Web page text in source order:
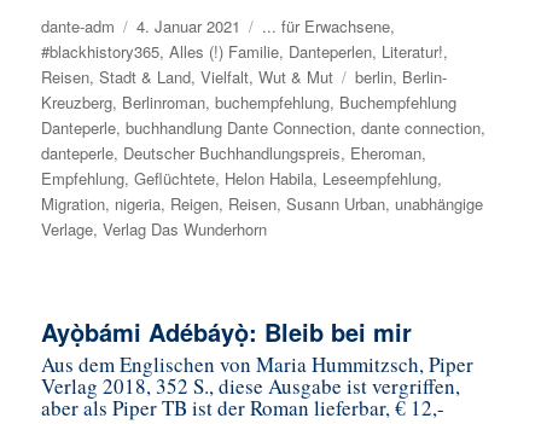
Autor
dante-adm
Veröffentlicht
am
4. Januar 2021 Kategorien
... für Erwachsene,
#blackhistory365,Alles (!) Familie, Danteperlen, Literatur!,
Reisen,Stadt & Land,Vielfalt,Wut & Mut Schlagwörter
berlin, Berlin-
Kreuzberg, Berlinroman,buchempfehlung, Buchempfehlung
Danteperle,buchhandlung Dante Connection,dante connection,
danteperle, Deutscher Buchhandlungspreis, Eheroman,
Empfehlung,Geflüchtete, Helon Habila, Leseempfehlung,
Migration, nigeria, Reigen, Reisen,Susann Urban, unabhängige
Verlage,Verlag Das Wunderhorn
Ayọ̀bámi Adébáyọ̀: Bleib bei mir
Aus dem Englischen von Maria Hummitzsch, Piper
Verlag 2018, 352 S., diese Ausgabe ist vergriffen,
aber als Piper TB ist der Roman lieferbar, € 12,-